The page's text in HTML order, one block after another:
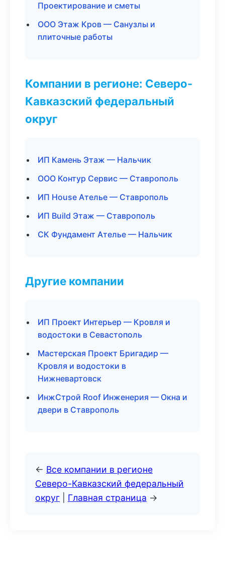
Проектирование и сметы
ООО Этаж Кров — Санузлы и
плиточные работы
Компании в регионе: Северо-
Кавказский федеральный
округ
ИП Камень Этаж — Нальчик
ООО Контур Сервис — Ставрополь
ИП House Ателье — Ставрополь
ИП Build Этаж — Ставрополь
СК Фундамент Ателье — Нальчик
Другие компании
ИП Проект Интерьер — Кровля и
водостоки в Севастополь
Мастерская Проект Бригадир —
Кровля и водостоки в
Нижневартовск
ИнжСтрой Roof Инженерия — Окна и
двери в Ставрополь
← Все компании в регионе
Северо-Кавказский федеральный
округ
Главная страница →